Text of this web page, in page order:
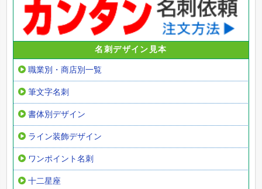
名刺デザイン見本
職業別・商店別一覧
筆文字名刺
書体別デザイン
ライン装飾デザイン
ワンポイント名刺
十二星座